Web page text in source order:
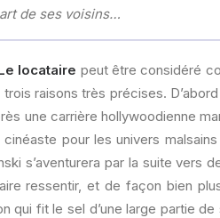
de ses voisins…
locataire peut être considéré
raisons très précises.
une carrière hollywoodienne
pour les univers
s’aventurera par la suite vers
ressentir, et de façon bien
qui fit le sel d’une large partie